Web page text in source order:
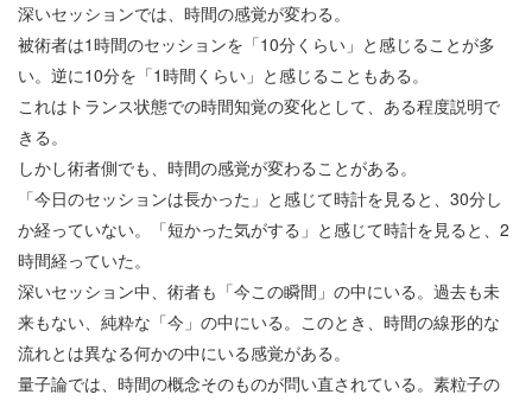
深いセッションでは、時間の感覚が変わる。
被術者は1時間のセッションを「10分くらい」と感じることが多
い。逆に10分を「1時間くらい」と感じることもある。
これはトランス状態での時間知覚の変化として、ある程度説明で
きる。
しかし術者側でも、時間の感覚が変わることがある。
「今日のセッションは長かった」と感じて時計を見ると、30分し
か経っていない。「短かった気がする」と感じて時計を見ると、2
時間経っていた。
深いセッション中、術者も「今この瞬間」の中にいる。過去も未
来もない、純粋な「今」の中にいる。このとき、時間の線形的な
流れとは異なる何かの中にいる感覚がある。
量子論では、時間の概念そのものが問い直されている。素粒子の